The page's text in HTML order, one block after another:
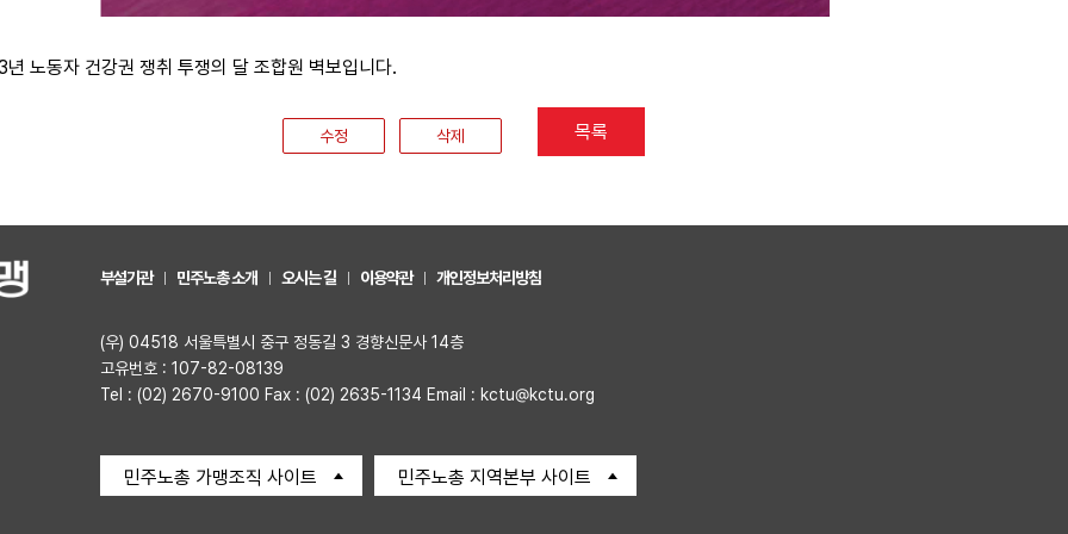
노동자 건강권 쟁취 투쟁의 달 조합원 벽보입니다.
수정 삭제 목록
부설기관 민주노총 소개 오시는 길 이용약관 개인정보처리방침
(우) 04518 서울특별시 중구 정동길 3 경향신문사 14층
고유번호 : 107-82-08139
Tel : (02) 2670-9100 Fax : (02) 2635-1134 Email : kctu@kctu.org
민주노총 가맹조직 사이트 민주노총 지역본부 사이트